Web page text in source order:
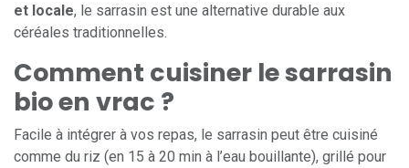
et locale, le sarrasin est une alternative durable aux
céréales traditionnelles.
Comment cuisiner le sarrasin
bio en vrac ?
Facile à intégrer à vos repas, le sarrasin peut être cuisiné
comme du riz (en 15 à 20 min à l’eau bouillante), grillé pour